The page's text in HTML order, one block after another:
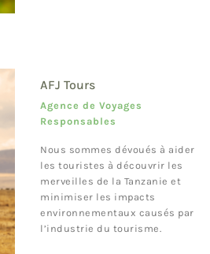
AFJ Tours
Agence de Voyages
Responsables
Nous sommes dévoués à aider
les touristes à découvrir les
merveilles de la Tanzanie et
minimiser les impacts
environnementaux causés par
l’industrie du tourisme.